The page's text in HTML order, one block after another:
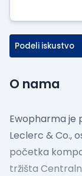
Podeli iskustvo
O nama
Ewopharma je
Leclerc & Co.,
početka
tržišta